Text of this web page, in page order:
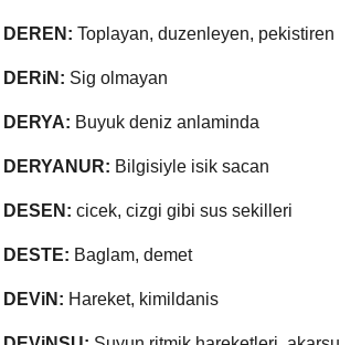
DEREN: Toplayan, duzenleyen, pekistiren
DERiN: Sig olmayan
DERYA: Buyuk deniz anlaminda
DERYANUR: Bilgisiyle isik sacan
DESEN: cicek, cizgi gibi sus sekilleri
DESTE: Baglam, demet
DEViN: Hareket, kimildanis